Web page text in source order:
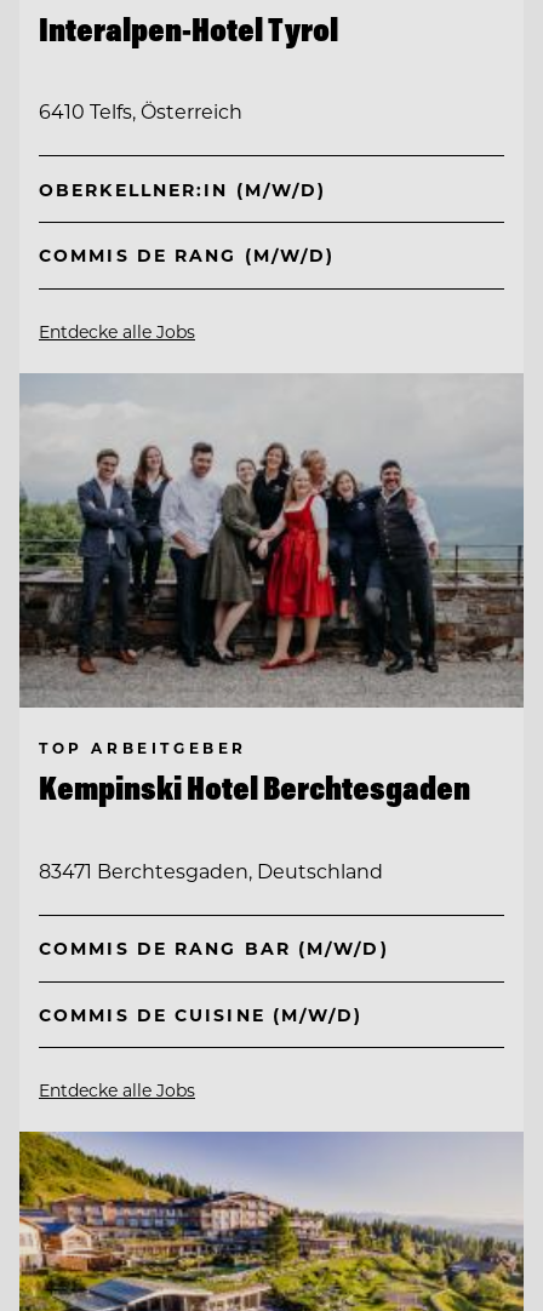
Interalpen-Hotel Tyrol
6410 Telfs, Österreich
OBERKELLNER:IN (M/W/D)
COMMIS DE RANG (M/W/D)
Entdecke alle Jobs
TOP ARBEITGEBER
Kempinski Hotel Berchtesgaden
83471 Berchtesgaden, Deutschland
COMMIS DE RANG BAR (M/W/D)
COMMIS DE CUISINE (M/W/D)
Entdecke alle Jobs